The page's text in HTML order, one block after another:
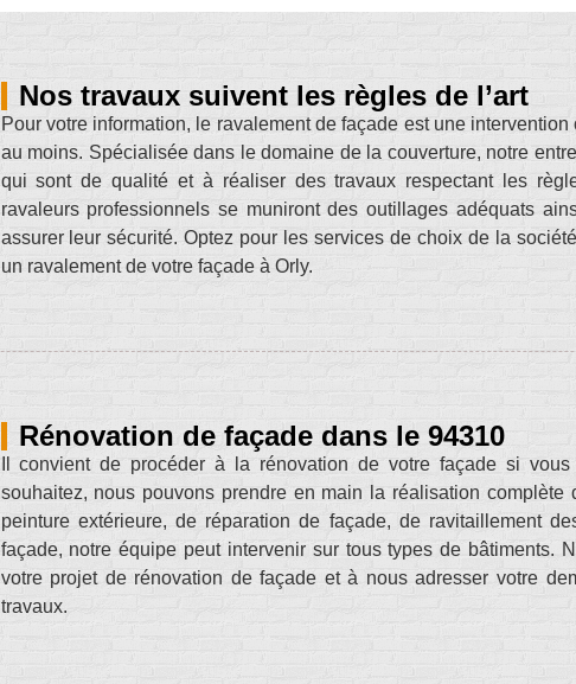
Nos travaux suivent les règles de l’art
Pour votre information, le ravalement de façade est une
au moins. Spécialisée dans le domaine de la couverture, notre
qui sont de qualité et à réaliser des travaux respectant les
ravaleurs professionnels se muniront des outillages adéquats
assurer leur sécurité. Optez pour les services de choix de la
un ravalement de votre façade à Orly.
Rénovation de façade dans le 94310
Il convient de procéder à la rénovation de votre façade si
souhaitez, nous pouvons prendre en main la réalisation
peinture extérieure, de réparation de façade, de ravitaillement
façade, notre équipe peut intervenir sur tous types de bâtiments.
votre projet de rénovation de façade et à nous adresser votre
travaux.